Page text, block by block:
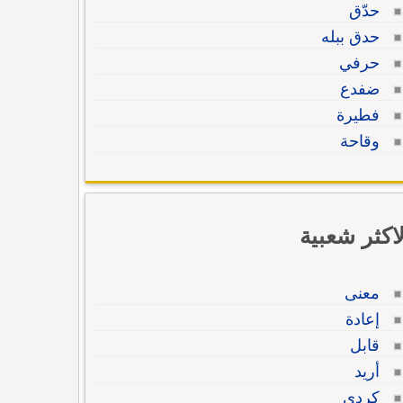
حدّق
حدق ببله
حرفي
ضفدع
فطيرة
وقاحة
شعبية
معنى
إعادة
قابل
أريد
كردي